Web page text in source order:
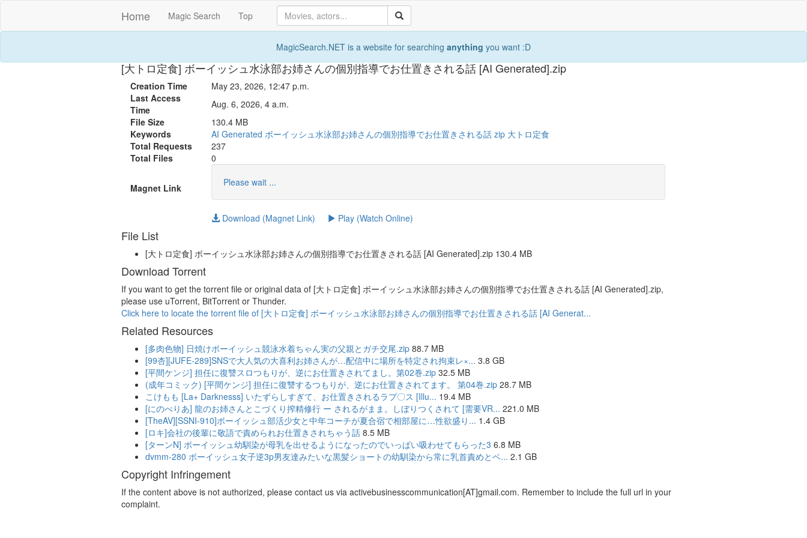
Home Magic Search Top
MagicSearch.NET is a website for searching anything you want :D
[大トロ定食] ボーイッシュ水泳部お姉さんの個別指導でお仕置きされる話 [AI Generated].zip
Creation Time
May 23, 2026, 12:47 p.m.
Last Access
Time
Aug. 6, 2026, 4 a.m.
File Size
130.4 MB
Keywords
AI Generated ボーイッシュ水泳部お姉さんの個別指導でお仕置きされる話 zip 大トロ定食
Total Requests
237
Total Files
0
Magnet Link Please wait ...
Download (Magnet Link) Play (Watch Online)
File List
[大トロ定食] ボーイッシュ水泳部お姉さんの個別指導でお仕置きされる話 [AI Generated].zip 130.4 MB
Download Torrent
If you want to get the torrent file or original data of [大トロ定食] ボーイッシュ水泳部お姉さんの個別指導でお仕置きされる話 [AI Generated].zip,
please use uTorrent, BitTorrent or Thunder.
Click here to locate the torrent file of [大トロ定食] ボーイッシュ水泳部お姉さんの個別指導でお仕置きされる話 [AI Generat...
Related Resources
[多肉色物] 日焼けボーイッシュ競泳水着ちゃん実の父親とガチ交尾.zip 88.7 MB
[99杏][JUFE-289]SNSで大人気の大喜利お姉さんが…配信中に場所を特定され拘束レ×... 3.8 GB
[平間ケンジ] 担任に復讐スロつもりが、逆にお仕置きされてまし。第02巻.zip 32.5 MB
(成年コミック) [平間ケンジ] 担任に復讐するつもりが、逆にお仕置きされてます。 第04巻.zip 28.7 MB
こけもも [La+ Darknesss] いたずらしすぎて、お仕置きされるラプ〇ス [Illu... 19.4 MB
[にのべりあ] 龍のお姉さんとこづくり搾精修行 ー されるがまま。しぼりつくされて [需要VR... 221.0 MB
[TheAV][SSNI-910]ボーイッシュ部活少女と中年コーチが夏合宿で相部屋に…性欲盛り... 1.4 GB
[ロキ]会社の後輩に敬語で責められお仕置きされちゃう話 8.5 MB
[ターンN] ボーイッシュ幼馴染が母乳を出せるようになったのでいっぱい吸わせてもらった3 6.8 MB
dvmm-280 ボーイッシュ女子逆3p男友達みたいな黒髪ショートの幼馴染から常に乳首責めとベ... 2.1 GB
Copyright Infringement
If the content above is not authorized, please contact us via activebusinesscommunication[AT]gmail.com. Remember to include the full url in your
complaint.